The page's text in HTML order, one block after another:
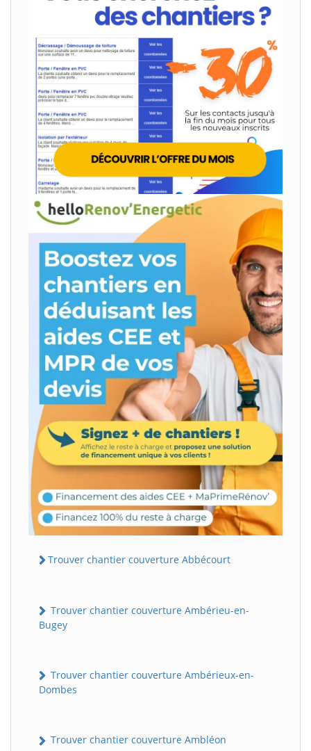
Trouver chantier couverture Abbécourt
Trouver chantier couverture Ambérieu-en-
Bugey
Trouver chantier couverture Ambérieux-en-
Dombes
Trouver chantier couverture Ambléon